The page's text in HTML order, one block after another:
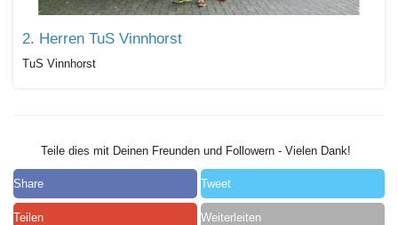
2. Herren TuS Vinnhorst
TuS Vinnhorst
Teile dies mit Deinen Freunden und Followern - Vielen Dank!
Share Tweet
Teilen Weiterleiten